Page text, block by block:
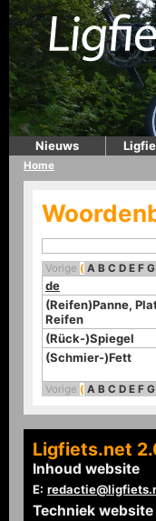
Nieuws
Home
Vorige ( A B C D E F G
de
(Reifen)Panne,
Reifen
(Rück-)Spiegel
(Schmier-)Fett
Vorige ( A B C D E F G
Ligfiets.net
Inhoud website
E:
Techniek website